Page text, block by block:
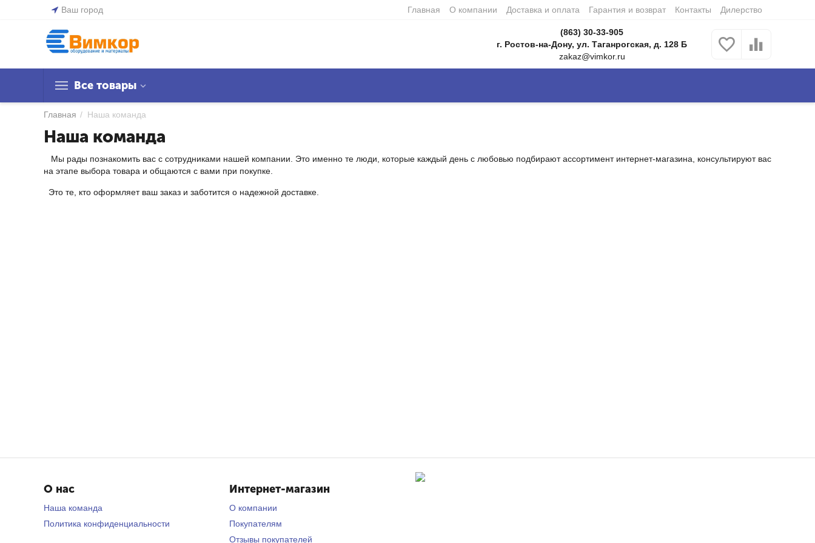
Ваш город Главная О компании Доставка и оплата Гарантия и возврат Контакты Дилерство
(863) 30-33-905
г. Ростов-на-Дону, ул. Таганрогская, д. 128 Б
zakaz@vimkor.ru
Все товары
Главная / Наша команда
Наша команда
Мы рады познакомить вас с сотрудниками нашей компании. Это именно те люди, которые каждый день с любовью подбирают ассортимент интернет-магазина, консультируют вас
на этапе выбора товара и общаются с вами при покупке.
Это те, кто оформляет ваш заказ и заботится о надежной доставке.
О нас
Наша команда
Политика конфиденциальности
Интернет-магазин
О компании
Покупателям
Отзывы покупателей